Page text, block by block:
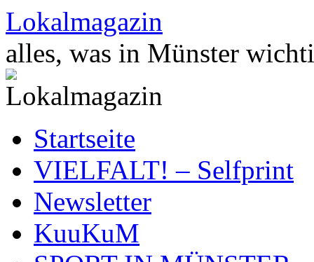
Zum
Inhalt
springen
Lokalmagazin
alles, was in Münster
Startseite
VIELFALT! – Selfprint
Newsletter
KuuKuM